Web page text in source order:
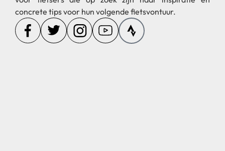
concrete tips voor hun volgende fietsvontuur.